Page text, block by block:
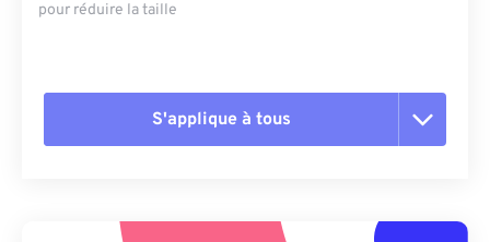
pour réduire la taille
S'applique à tous
Appliquer à partir du préréglage